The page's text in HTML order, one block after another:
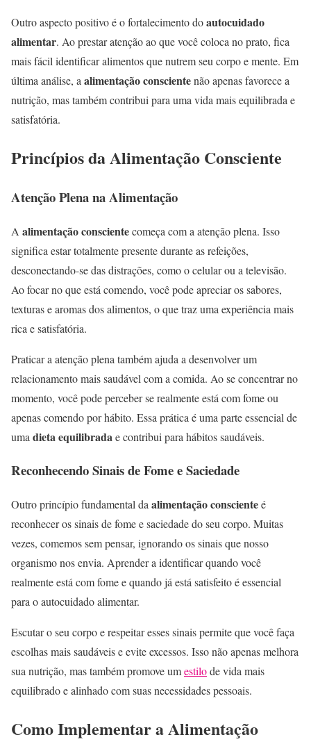
Outro aspecto positivo é o fortalecimento doautocuidado
alimentar. Ao prestar atenção ao que você coloca no prato, fica
mais fácil identificar alimentos que nutrem seu corpo e mente. Em
última análise, a alimentação conscientenão apenas favorece a
nutrição, mas também contribui para uma vida mais equilibrada e
satisfatória.
Princípios da Alimentação Consciente
Atenção Plena na Alimentação
A alimentação conscientecomeça com a atenção plena. Isso
significa estar totalmente presente durante as refeições,
desconectando-se das distrações, como o celular ou a televisão.
Ao focar no que está comendo, você pode apreciar os sabores,
texturas e aromas dos alimentos, o que traz uma experiência mais
rica e satisfatória.
Praticar a atenção plena também ajuda a desenvolver um
relacionamento mais saudável com a comida. Ao se concentrar no
momento, você pode perceber se realmente está com fome ou
apenas comendo por hábito. Essa prática é uma parte essencial de
uma dieta equilibrada e contribui para hábitos saudáveis.
Reconhecendo Sinais de Fome e Saciedade
Outro princípio fundamental da alimentação conscienteé
reconhecer os sinais de fome e saciedade do seu corpo. Muitas
vezes, comemos sem pensar, ignorando os sinais que nosso
organismo nos envia. Aprender a identificar quando você
realmente está com fome e quando já está satisfeito é essencial
para o autocuidado alimentar.
Escutar o seu corpo e respeitar esses sinais permite que você faça
escolhas mais saudáveis e evite excessos. Isso não apenas melhora
sua nutrição, mas também promove umestilode vida mais
equilibrado e alinhado com suas necessidades pessoais.
Como Implementar a Alimentação